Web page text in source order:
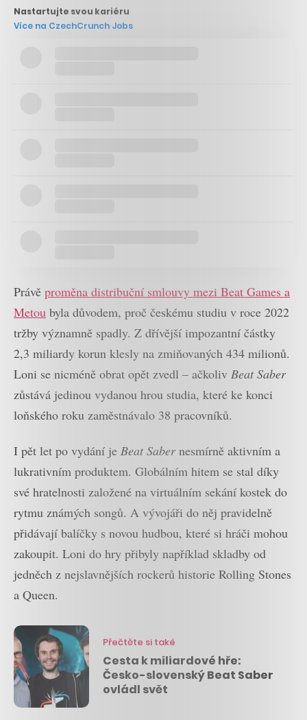
Nastartujte svou kariéru
Více na CzechCrunch Jobs
Právě proměna distribuční smlouvy mezi Beat Games a
Metou byla důvodem, proč českému studiu v roce 2022
tržby významně spadly. Z dřívější impozantní částky
2,3 miliardy korun klesly na zmiňovaných 434 milionů.
Loni se nicméně obrat opět zvedl – ačkoliv Beat Saber
zůstává jedinou vydanou hrou studia, které ke konci
loňského roku zaměstnávalo 38 pracovníků.
I pět let po vydání je Beat Sabernesmírně aktivním a
lukrativním produktem. Globálním hitem se stal díky
své hratelnosti založené na virtuálním sekání kostek do
rytmu známých songů. A vývojáři do něj pravidelně
přidávají balíčky s novou hudbou, které si hráči mohou
zakoupit. Loni do hry přibyly například skladby od
jedněch z nejslavnějších rockerů historie Rolling Stones
a Queen.
Přečtěte si také
Cesta k miliardové hře:
Česko-slovenský Beat Saber
ovládl svět